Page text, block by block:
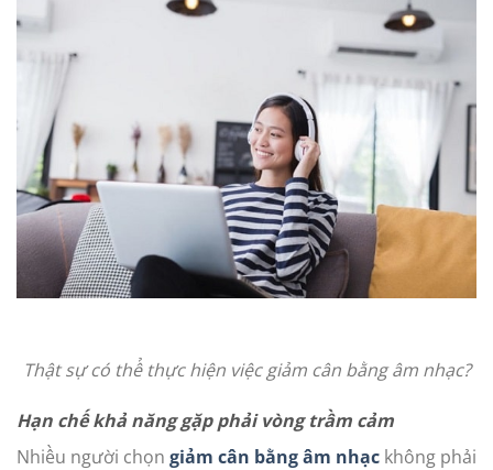
Thật sự có thể thực hiện việc giảm cân bằng âm nhạc?
Hạn chế khả năng gặp phải vòng trầm cảm
Nhiều người chọn giảm cân bằng âm nhạc không phải